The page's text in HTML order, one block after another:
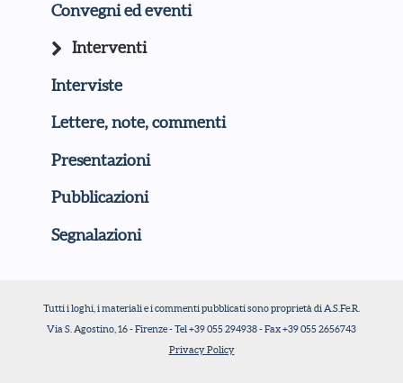
Convegni ed eventi
Interventi
Interviste
Lettere, note, commenti
Presentazioni
Pubblicazioni
Segnalazioni
Tutti i loghi, i materiali e i commenti pubblicati sono proprietà di A.S.Fe.R.
Via S. Agostino, 16 - Firenze - Tel +39 055 294938 - Fax +39 055 2656743
Privacy Policy